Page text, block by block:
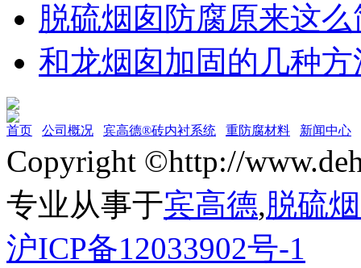
脱硫烟囱防腐原来这
和龙烟囱加固的几种方
首页 公司概况 宾高德®砖内衬系统 重防腐材料 新闻中心
Copyright ©http://
专业从事于宾高德,脱硫
沪ICP备12033902号-1